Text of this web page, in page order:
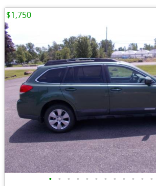
• • • • • • • • • • • •
$1,750